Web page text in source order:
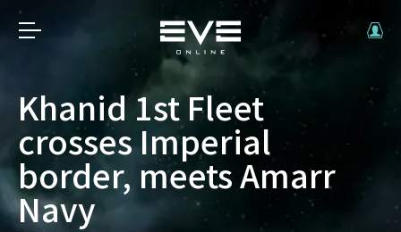
Khanid 1st Fleet
crosses Imperial
border, meets Amarr
Navy